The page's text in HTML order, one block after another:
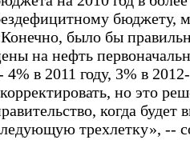
бюджету,
было бы
на нефть
4% в 2011 году, 3% в
но это
когда
трехлетку», --